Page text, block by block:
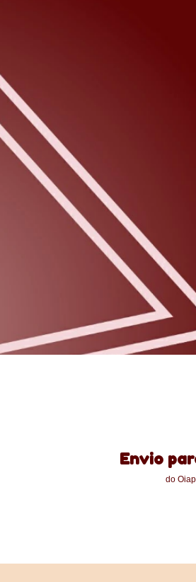
Envio
do